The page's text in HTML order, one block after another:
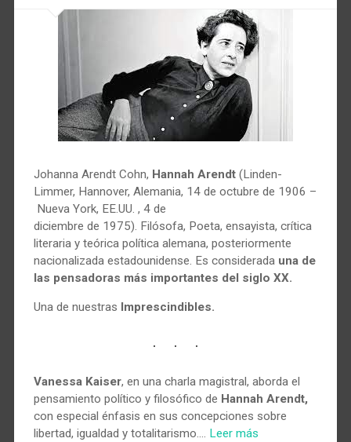
Johanna Arendt Cohn, Hannah Arendt(Linden-
Limmer, Hannover, Alemania, 14 de octubre de 1906 –
Nueva York, EE.UU. , 4 de
diciembre de 1975). Filósofa, Poeta, ensayista, crítica
literaria y teórica política alemana, posteriormente
nacionalizada estadounidense. Es considerada una de
las pensadoras más importantes del siglo XX.
Una de nuestras Imprescindibles.
Vanessa Kaiser, en una charla magistral, aborda el
pensamiento político y filosófico de Hannah Arendt,
con especial énfasis en sus concepciones sobre
libertad, igualdad y totalitarismo.… Leer más